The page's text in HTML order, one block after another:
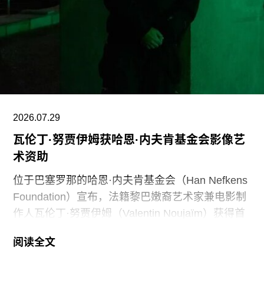
馆的完整性与独立性。”
在2025年3月签署的一项行政命令中，特朗普批评
史密森尼学会宣扬“将美国和西方价值观描绘成有害
性”。
此外，《纽约时报》今年4月报道称，由于特朗普
试图介入史密森尼学会董事会新成员的任命程序，
相关任命工作被刻意放缓。
2026.07.29
瓦伦丁·努贾伊姆获哈恩·内夫肯基金会影像艺
术资助
位于巴塞罗那的哈恩·内夫肯基金会（Han Nefkens
Foundation）宣布，法籍黎巴嫩裔艺术家兼电影制
作人瓦伦丁·努贾伊姆（Valentin Noujaïm）获得首
在支持地中海沿岸地区艺术家创作新的影像艺术作
阅读全文